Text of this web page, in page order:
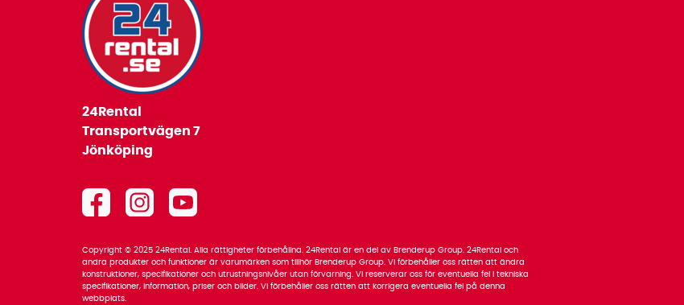
24Rental
Transportvägen 7
Jönköping
Copyright © 2025 24Rental. Alla rättigheter förbehållna. 24Rental är en del av Brenderup Group. 24Rental och
andra produkter och funktioner är varumärken som tillhör Brenderup Group. Vi förbehåller oss rätten att ändra
konstruktioner, specifikationer och utrustningsnivåer utan förvarning. Vi reserverar oss för eventuella fel i tekniska
specifikationer, information, priser och bilder. Vi förbehåller oss rätten att korrigera eventuella fel på denna
webbplats.